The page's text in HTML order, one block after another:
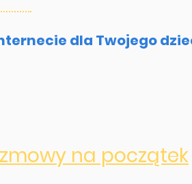
dla Twojego
na początek